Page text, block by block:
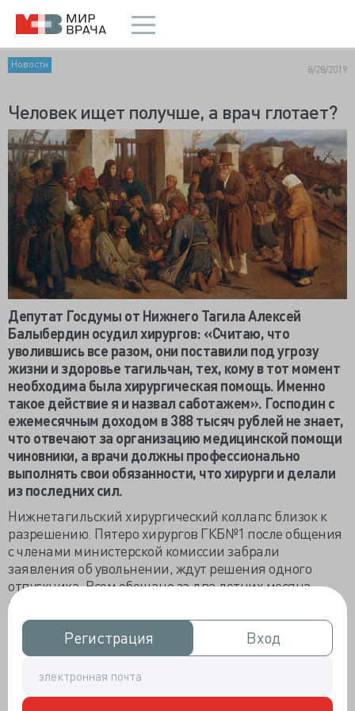
Регистрация
Регистрация Вход
Вход
Новости 8/28/2019
Человек ищет получше, а врач глотает?
Депутат Госдумы от Нижнего Тагила Алексей
Балыбердин осудил хирургов: «Считаю, что
уволившись все разом, они поставили под угрозу
жизни и здоровье тагильчан, тех, кому в тот момент
необходима была хирургическая помощь. Именно
такое действие я и назвал саботажем». Господин с
ежемесячным доходом в 388 тысяч рублей не знает,
что отвечают за организацию медицинской помощи
чиновники, а врачи должны профессионально
выполнять свои обязанности, что хирурги и делали
из последних сил.
Нижнетагильский хирургический коллапс близок к
разрешению. Пятеро хирургов ГКБ№1 после общения
с членами министерской комиссии забрали
заявления об увольнении, ждут решения одного
отпускника. Всем обещано за два летних месяца
выплатить стимулирующие, а осенью на подмогу
примут на работу двух хирургов. Видимо, такой
результат докторам подходит, ведь демарш они
устроили не из «классовых противоречий», а за
справедливую оценку труда.
И стали примером для тех, кому уже невозможно жить